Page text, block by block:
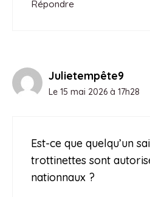
Répondre
Julietempête9
Le 15 mai 2026 à 17h28
Est-ce que quelqu’un
trottinettes sont
nationnaux ?